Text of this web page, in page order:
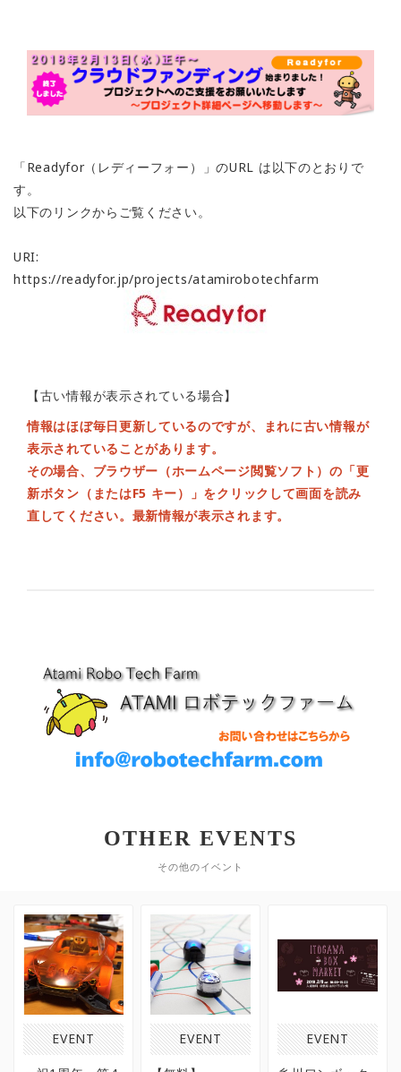
「Readyfor（レディーフォー）」のURL は以下のとおりで
す。
以下のリンクからご覧ください。
URI:
https://readyfor.jp/projects/atamirobotechfarm
【古い情報が表示されている場合】
情報はほぼ毎日更新しているのですが、まれに古い情報が
表示されていることがあります。
その場合、ブラウザー（ホームページ閲覧ソフト）の「更
新ボタン（またはF5 キー）」をクリックして画面を読み
直してください。最新情報が表示されます。
OTHER EVENTS
その他のイベント
EVENT EVENT EVENT